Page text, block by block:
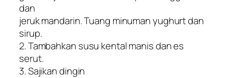
dan
jeruk mandarin. Tuang minuman yughurt dan
sirup.
2. Tambahkan susu kental manis dan es
serut.
3. Sajikan dingin